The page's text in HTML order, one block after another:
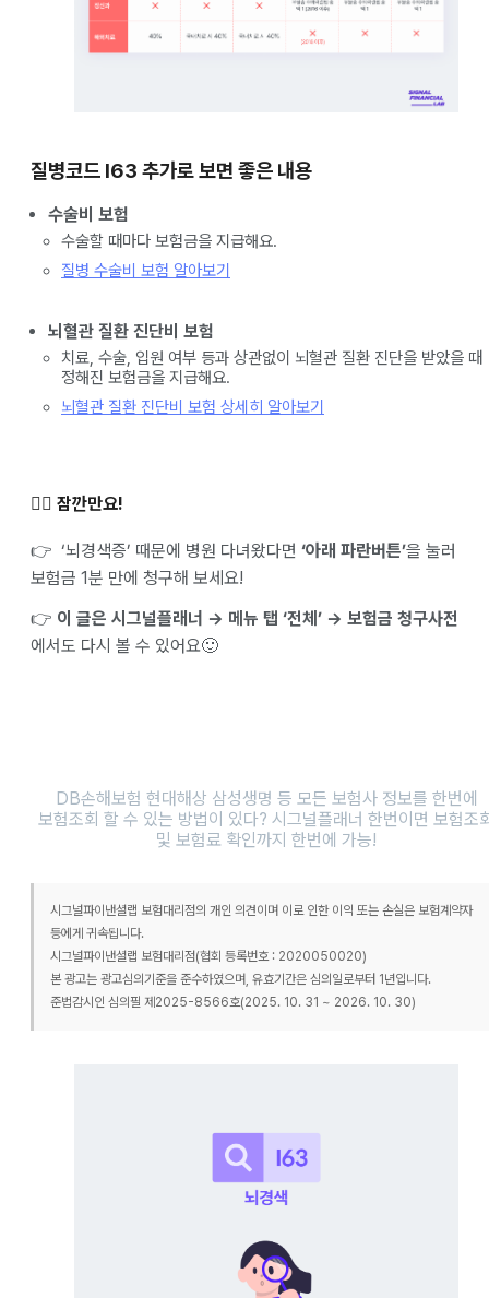
질병코드 I63 추가로 보면 좋은 내용
수술비 보험
수술할 때마다 보험금을 지급해요.
질병 수술비 보험 알아보기
뇌혈관 질환 진단비 보험
치료, 수술, 입원 여부 등과 상관없이 뇌혈관 질환 진단을 받았을 때
정해진 보험금을 지급해요.
뇌혈관 질환 진단비 보험 상세히 알아보기
✋🏻 잠깐만요!
👉 ‘뇌경색증’ 때문에 병원 다녀왔다면 ‘아래 파란버튼’을 눌러
보험금 1분 만에 청구해 보세요!
👉 이 글은 시그널플래너 → 메뉴 탭 ‘전체’ → 보험금 청구사전
에서도 다시 볼 수 있어요🙂
DB손해보험 현대해상 삼성생명 등 모든 보험사 정보를 한번에
보험조회 할 수 있는 방법이 있다? 시그널플래너 한번이면 보험조
및 보험료 확인까지 한번에 가능!
시그널파이낸셜랩 보험대리점의 개인 의견이며 이로 인한 이익 또는 손실은 보험계약자
등에게 귀속됩니다.
시그널파이낸셜랩 보험대리점(협회 등록번호 : 2020050020)
본 광고는 광고심의기준을 준수하였으며, 유효기간은 심의일로부터 1년입니다.
준법감시인 심의필 제2025-8566호(2025. 10. 31 ~ 2026. 10. 30)